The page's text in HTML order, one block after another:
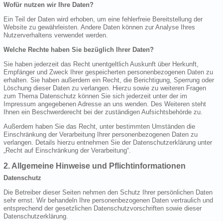
Wofür nutzen wir Ihre Daten?
Ein Teil der Daten wird erhoben, um eine fehlerfreie Bereitstellung der
Website zu gewährleisten. Andere Daten können zur Analyse Ihres
Nutzerverhaltens verwendet werden.
Welche Rechte haben Sie bezüglich Ihrer Daten?
Sie haben jederzeit das Recht unentgeltlich Auskunft über Herkunft,
Empfänger und Zweck Ihrer gespeicherten personenbezogenen Daten zu
erhalten. Sie haben außerdem ein Recht, die Berichtigung, Sperrung oder
Löschung dieser Daten zu verlangen. Hierzu sowie zu weiteren Fragen
zum Thema Datenschutz können Sie sich jederzeit unter der im
Impressum angegebenen Adresse an uns wenden. Des Weiteren steht
Ihnen ein Beschwerderecht bei der zuständigen Aufsichtsbehörde zu.
Außerdem haben Sie das Recht, unter bestimmten Umständen die
Einschränkung der Verarbeitung Ihrer personenbezogenen Daten zu
verlangen. Details hierzu entnehmen Sie der Datenschutzerklärung unter
„Recht auf Einschränkung der Verarbeitung“.
2. Allgemeine Hinweise und Pflichtinformationen
Datenschutz
Die Betreiber dieser Seiten nehmen den Schutz Ihrer persönlichen Daten
sehr ernst. Wir behandeln Ihre personenbezogenen Daten vertraulich und
entsprechend der gesetzlichen Datenschutzvorschriften sowie dieser
Datenschutzerklärung.